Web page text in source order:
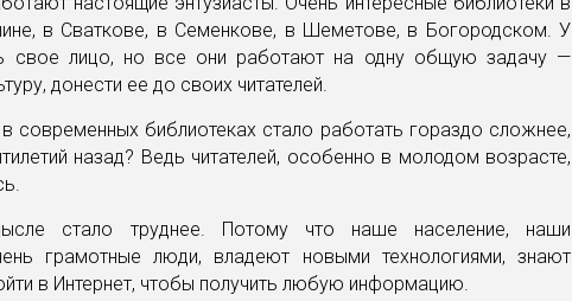
в Сваткове, в Семенкове, в Шеметове, в Богородском. У
свое лицо, но все они работают на одну общую задачу —
донести ее до своих читателей.
современных библиотеках стало работать гораздо сложнее,
назад? Ведь читателей, особенно в молодом возрасте,
стало труднее. Потому что наше население, наши
грамотные люди, владеют новыми технологиями, знают
в Интернет, чтобы получить любую информацию.